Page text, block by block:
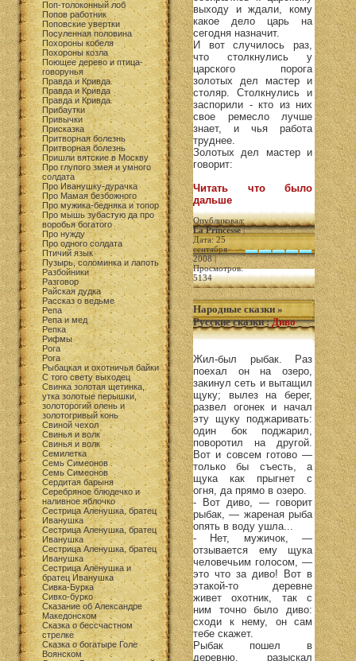
Поп-толоконный лоб
Попов работник
Поповские увертки
Посуленная половина
Похороны кобеля
Похороны козла
Поющее дерево и птица-
говорунья
Правда и Кривда
Правда и Кривда
Правда и Кривда
Прибаутки
Привычки
Присказка
Притворная болезнь
Притворная болезнь
Пришли вятские в Москву
Про глупого змея и умного
солдата
Про Иванушку-дурачка
Про Мамая безбожного
Про мужика-бедняка и топор
Про мышь зубастую да про
воробья богатого
Про нужду
Про одного солдата
Птичий язык
Пузырь, соломинка и лапоть
Разбойники
Разговор
Райская дудка
Рассказ о ведьме
Репа
Репа и мед
Репка
Рифмы
Рога
Рога
Рыбацкая и охотничья байки
С того свету выходец
Свинка золотая щетинка,
утка золотые перышки,
золоторогий олень и
золотогривый конь
Свиной чехол
Свинья и волк
Свинья и волк
Семилетка
Семь Симеонов
Семь Симеонов
Сердитая барыня
Серебряное блюдечко и
наливное яблочко
Сестрица Аленушка, братец
Иванушка
Сестрица Аленушка, братец
Иванушка
Сестрица Аленушка, братец
Иванушка
Сестрица Алёнушка и
братец Иванушка
Сивка-Бурка
Сивко-бурко
Сказание об Александре
Македонском
Сказка о бессчастном
стрелке
Сказка о богатыре Голе
Воянском
выходу и ждали, кому
какое дело царь на
сегодня назначит.
И вот случилось раз,
что столкнулись у
царского порога
золотых дел мастер и
столяр. Столкнулись и
заспорили - кто из них
свое ремесло лучше
знает, и чья работа
труднее.
Золотых дел мастер и
говорит:
Читать что было
дальше
Опубликовал:
La Princesse|
Дата: 25
сентября
2008 |
Просмотров:
5134
Народные сказки »
Русские сказки:Диво
Жил-был рыбак. Раз
поехал он на озеро,
закинул сеть и вытащил
щуку; вылез на берег,
развел огонек и начал
эту щуку поджаривать:
один бок поджарил,
поворотил на другой.
Вот и совсем готово —
только бы съесть, а
щука как прыгнет с
огня, да прямо в озеро.
- Вот диво, — говорит
рыбак, — жареная рыба
опять в воду ушла...
- Нет, мужичок, —
отзывается ему щука
человечьим голосом, —
это что за диво! Вот в
этакой-то деревне
живет охотник, так с
ним точно было диво:
сходи к нему, он сам
тебе скажет.
Рыбак пошел в
деревню, разыскал